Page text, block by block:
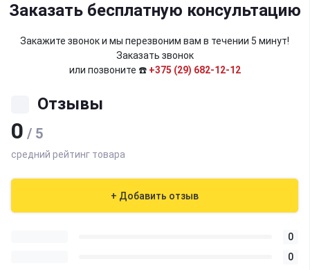
Заказать бесплатную консультацию
Закажите звонок и мы перезвоним вам в течении 5 минут!
Заказать звонок
или позвоните ☎️ +375 (29) 682-12-12
Отзывы
0 / 5
средний рейтинг товара
+ Добавить отзыв
0
0